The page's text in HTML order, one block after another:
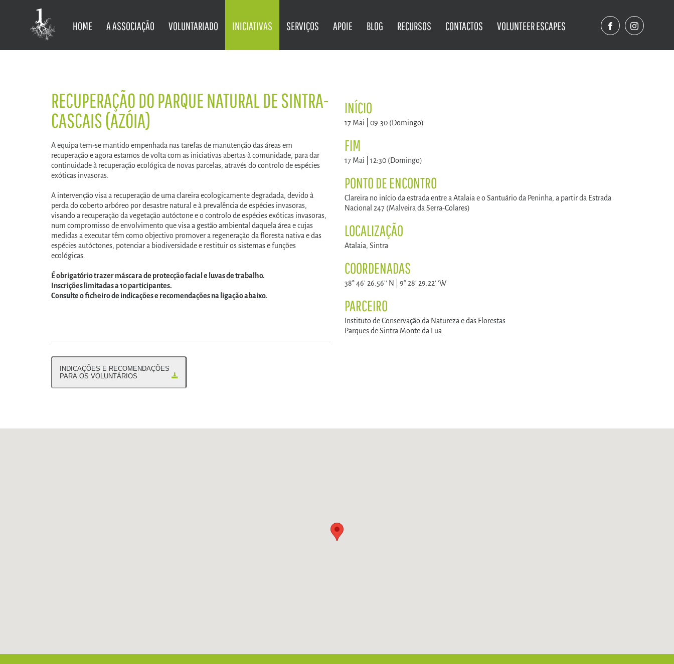
HOME A ASSOCIAÇÃO VOLUNTARIADO INICIATIVAS SERVIÇOS APOIE BLOG RECURSOS CONTACTOS VOLUNTEER ESCAPES
RECUPERAÇÃO DO PARQUE NATURAL DE SINTRA-
CASCAIS (AZÓIA)
A equipa tem-se mantido empenhada nas tarefas de manutenção das áreas em
recuperação e agora estamos de volta com as iniciativas abertas à comunidade, para dar
continuidade à recuperação ecológica de novas parcelas, através do controlo de espécies
exóticas invasoras.
A intervenção visa a recuperação de uma clareira ecologicamente degradada, devido à
perda do coberto arbóreo por desastre natural e à prevalência de espécies invasoras,
visando a recuperação da vegetação autóctone e o controlo de espécies exóticas invasoras,
num compromisso de envolvimento que visa a gestão ambiental daquela área e cujas
medidas a executar têm como objectivo promover a regeneração da floresta nativa e das
espécies autóctones, potenciar a biodiversidade e restituir os sistemas e funções
ecológicas.
É obrigatório trazer máscara de protecção facial e luvas de trabalho.
Inscrições limitadas a 10 participantes.
Consulte o ficheiro de indicações e recomendações na ligação abaixo.
INDICAÇÕES E RECOMENDAÇÕES
PARA OS VOLUNTÁRIOS
INÍCIO
17 Mai | 09:30 (Domingo)
FIM
17 Mai | 12:30 (Domingo)
PONTO DE ENCONTRO
Clareira no início da estrada entre a Atalaia e o Santuário da Peninha, a partir da Estrada
Nacional 247 (Malveira da Serra-Colares)
LOCALIZAÇÃO
Atalaia, Sintra
COORDENADAS
38° 46' 26.56'' N | 9° 28' 29.22' 'W
PARCEIRO
Instituto de Conservação da Natureza e das Florestas
Parques de Sintra Monte da Lua